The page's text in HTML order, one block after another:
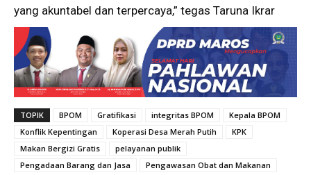
yang akuntabel dan terpercaya,” tegas Taruna Ikrar
TOPIK BPOM Gratifikasi integritas BPOM
Kepala BPOM
Konflik Kepentingan
Koperasi Desa Merah Putih
KPK
Makan Bergizi Gratis
pelayanan publik
Pengadaan Barang dan Jasa
Pengawasan Obat dan Makanan